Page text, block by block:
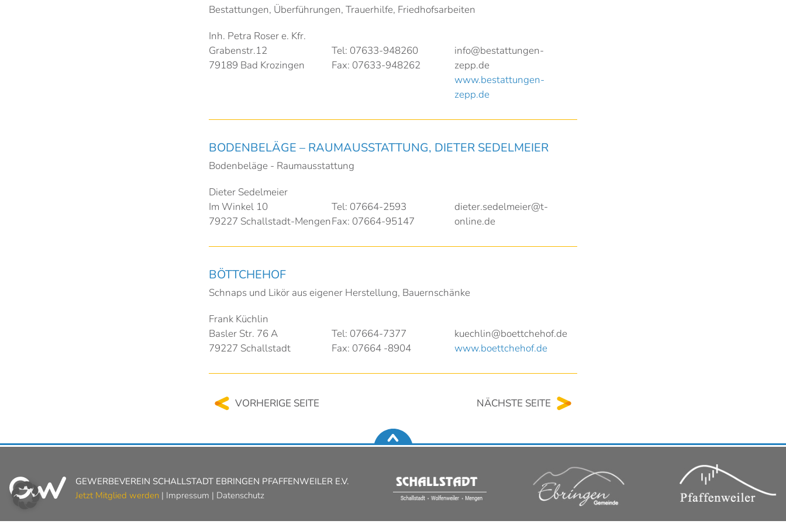
Bestattungen, Überführungen, Trauerhilfe, Friedhofsarbeiten
Inh. Petra Roser e. Kfr.
Grabenstr.12
79189 Bad Krozingen
Tel: 07633-948260
Fax: 07633-948262
info@bestattungen-
zepp.de
www.bestattungen-
zepp.de
BODENBELÄGE – RAUMAUSSTATTUNG, DIETER SEDELMEIER
Bodenbeläge - Raumausstattung
Dieter Sedelmeier
Im Winkel 10
79227 Schallstadt-Mengen
Tel: 07664-2593
Fax: 07664-95147
dieter.sedelmeier@t-
online.de
BÖTTCHEHOF
Schnaps und Likör aus eigener Herstellung, Bauernschänke
Frank Küchlin
Basler Str. 76 A
79227 Schallstadt
Tel: 07664-7377
Fax: 07664 -8904
kuechlin@boettchehof.de
www.boettchehof.de
VORHERIGE SEITE NÄCHSTE SEITE
GEWERBEVEREIN SCHALLSTADT EBRINGEN PFAFFENWEILER E.V.
Jetzt Mitglied werden | Impressum | Datenschutz